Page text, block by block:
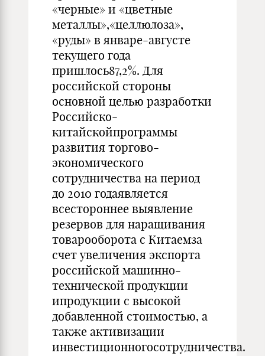
«черные» и «цветные
металлы»,«целлюлоза»,
«руды» в январе-августе
текущего года
пришлось87,2%. Для
российской стороны
основной целью разработки
Российско-
китайскойпрограммы
развития торгово-
экономического
сотрудничества на период
до 2010 годаявляется
всестороннее выявление
резервов для наращивания
товарооборота с Китаемза
счет увеличения экспорта
российской машинно-
технической продукции
ипродукции с высокой
добавленной стоимостью, а
также активизации
инвестиционногосотрудничества.